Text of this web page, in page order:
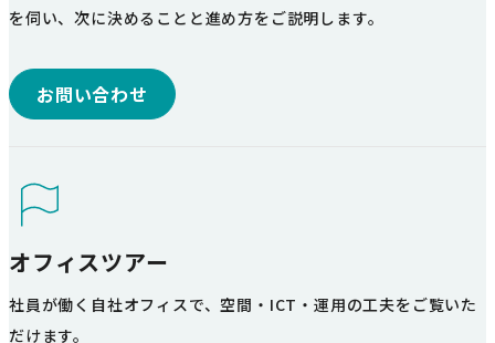
を伺い、次に決めることと進め方をご説明します。
お問い合わせ
オフィスツアー
社員が働く自社オフィスで、空間・ICT・運用の工夫をご覧いた
だけます。